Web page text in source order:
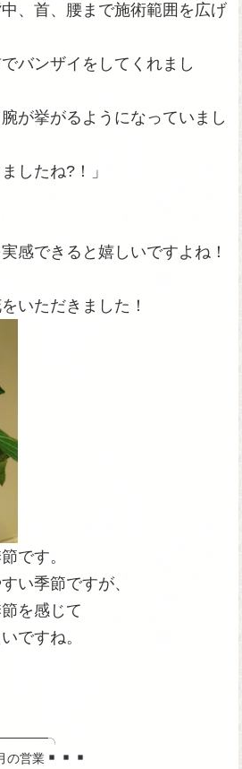
、首、腰まで施術範囲を広げ
バンザイをしてくれまし
が挙がるようになっていまし
したね?！」
感できると嬉しいですよね！
いただきました！
です。
い季節ですが、
を感じて
ですね。
の営業